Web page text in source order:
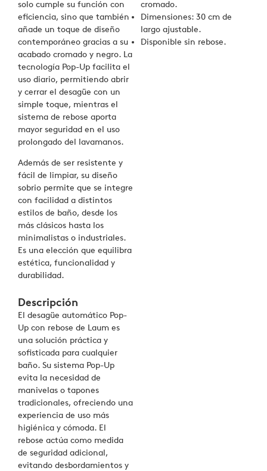
solo cumple su función con
eficiencia, sino que también
añade un toque de diseño
contemporáneo gracias a su
acabado cromado y negro. La
tecnología Pop-Up facilita el
uso diario, permitiendo abrir
y cerrar el desagüe con un
simple toque, mientras el
sistema de rebose aporta
mayor seguridad en el uso
prolongado del lavamanos.
Además de ser resistente y
fácil de limpiar, su diseño
sobrio permite que se integre
con facilidad a distintos
estilos de baño, desde los
más clásicos hasta los
minimalistas o industriales.
Es una elección que equilibra
estética, funcionalidad y
durabilidad.
Descripción
El desagüe automático Pop-
Up con rebose de Laum es
una solución práctica y
sofisticada para cualquier
baño. Su sistema Pop-Up
evita la necesidad de
manivelas o tapones
tradicionales, ofreciendo una
experiencia de uso más
higiénica y cómoda. El
rebose actúa como medida
de seguridad adicional,
evitando desbordamientos y
cromado.
Dimensiones: 30 cm de
largo ajustable.
Disponible sin rebose.